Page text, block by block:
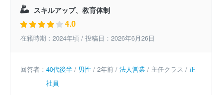
スキルアップ、教育体制
4.0
在籍時期：2024年頃 / 投稿日：2026年6月26日
回答者： 40代後半 / 男性 / 2年前 / 法人営業 / 主任クラス / 正
社員